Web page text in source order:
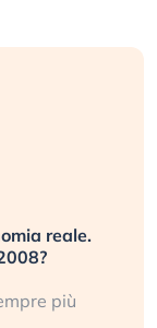
Gli
il rischio